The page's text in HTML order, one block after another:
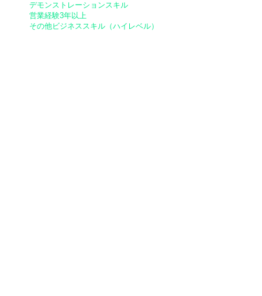
デモンストレーションスキル
営業経験3年以上
​その他ビジネススキル（ハイレベル）